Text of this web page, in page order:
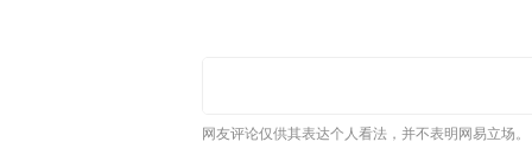
网友评论仅供其表达个人看法，并不表明网易立场。